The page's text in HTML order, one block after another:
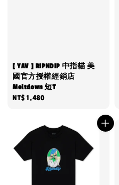
[ YAV ] RIPNDIP 中指貓 美
國官方授權經銷店
Meltdown 短T
Regular
NT$ 1,480